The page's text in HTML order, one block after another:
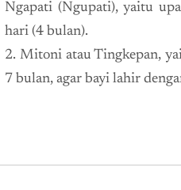
Ngapati (Ngupati), yaitu
hari (4 bulan).
2. Mitoni atau Tingkepan,
7 bulan, agar bayi lahir